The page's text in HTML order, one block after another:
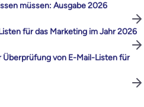
müssen: Ausgabe 2026
für das Marketing im Jahr 2026
Überprüfung von E-Mail-Listen für